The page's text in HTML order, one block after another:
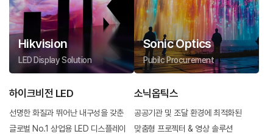
Hikvision
LED Display Solution
하이크비전 LED
선명한 화질과 뛰어난 내구성을 갖춘
글로벌 No.1 상업용 LED 디스플레이
Sonic Optics
Pubilc Procurement
소닉옵틱스
공공기관 및 조달 환경에 최적화된
맞춤형 프로젝터 & 영상 솔루션